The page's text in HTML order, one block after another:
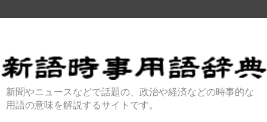
新聞やニュースなどで話題の、政治や経済などの時事的な
用語の意味を解説するサイトです。